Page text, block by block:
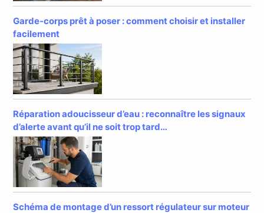
Garde-corps prêt à poser : comment choisir et installer
facilement
Réparation adoucisseur d’eau : reconnaître les signaux
d’alerte avant qu’il ne soit trop tard…
Schéma de montage d’un ressort régulateur sur moteur